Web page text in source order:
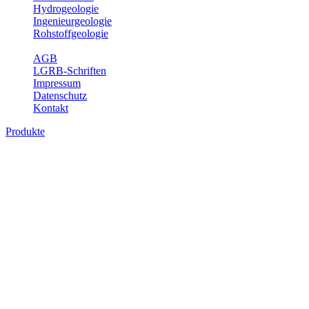
Hydrogeologie
Ingenieurgeologie
Rohstoffgeologie
AGB
LGRB-Schriften
Impressum
Datenschutz
Kontakt
Produkte